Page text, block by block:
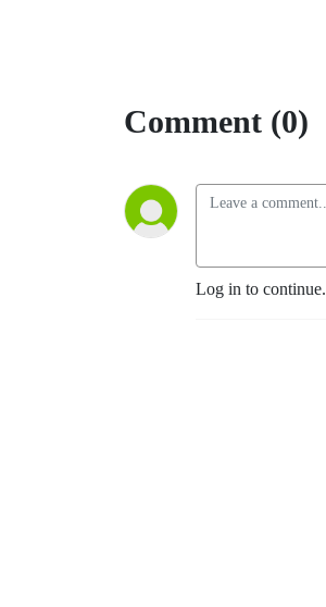
Comment (0)
Log in to continue.